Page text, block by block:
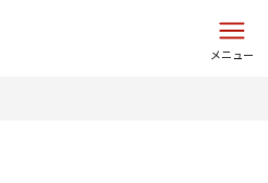
メニュー